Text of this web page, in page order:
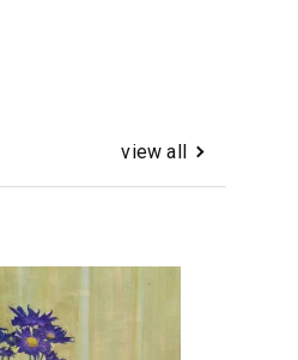
view all